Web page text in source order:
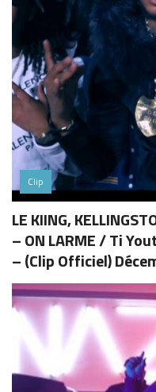
Clip
LE KIING,
– ON LARME / Ti
– (Clip Officiel)